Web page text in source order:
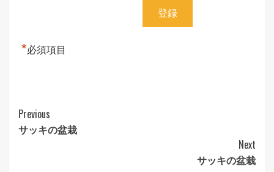
*必須項目
Continue
Reading
Previous
サッキの盆栽
Next
サッキの盆栽